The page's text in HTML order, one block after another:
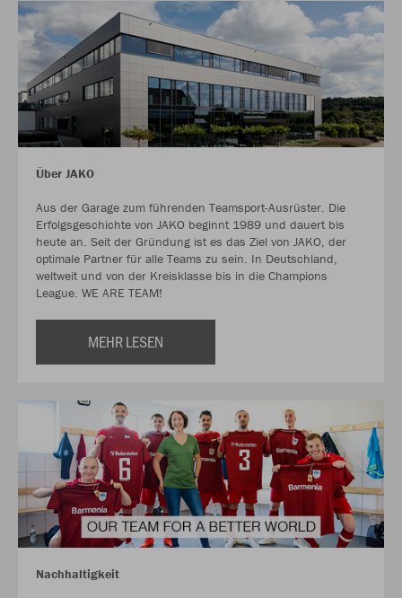
Über JAKO
Aus der Garage zum führenden Teamsport-Ausrüster. Die
Erfolgsgeschichte von JAKO beginnt 1989 und dauert bis
heute an. Seit der Gründung ist es das Ziel von JAKO, der
optimale Partner für alle Teams zu sein. In Deutschland,
weltweit und von der Kreisklasse bis in die Champions
League. WE ARE TEAM!
MEHR LESEN
Nachhaltigkeit